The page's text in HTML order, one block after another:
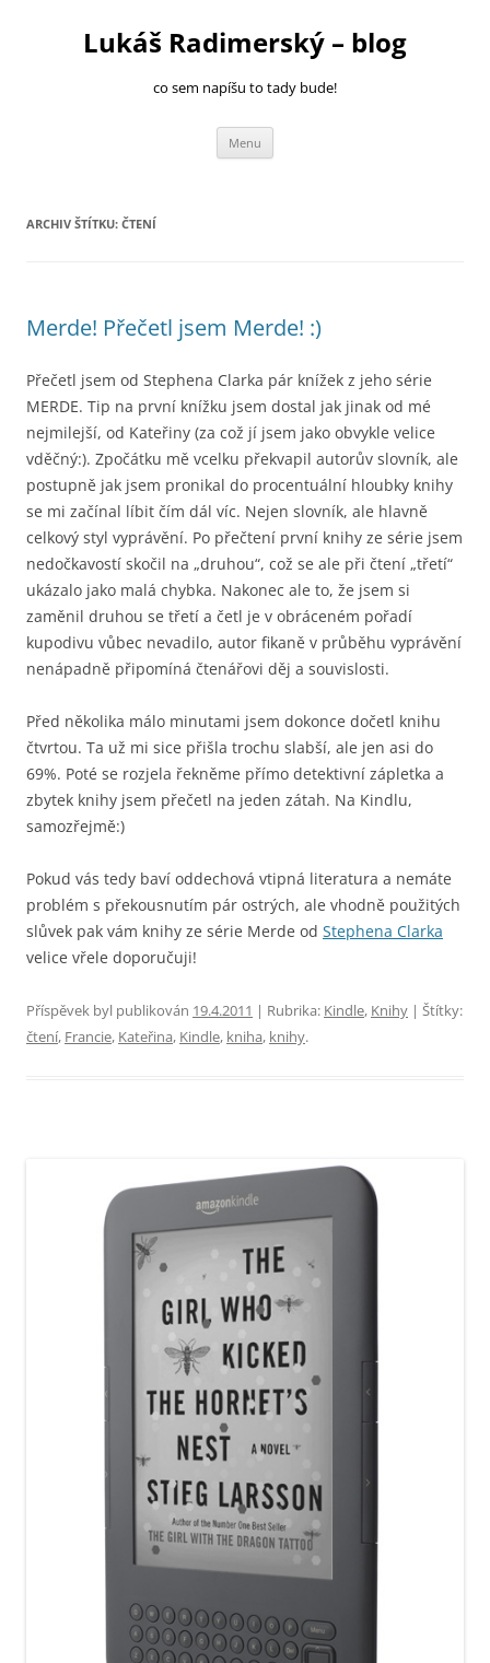
Lukáš Radimerský – blog
co sem napíšu to tady bude!
Menu
ARCHIV ŠTÍTKU: ČTENÍ
Merde! Přečetl jsem Merde! :)
Přečetl jsem od Stephena Clarka pár knížek z jeho série
MERDE. Tip na první knížku jsem dostal jak jinak od mé
nejmilejší, od Kateřiny (za což jí jsem jako obvykle velice
vděčný:). Zpočátku mě vcelku překvapil autorův slovník, ale
postupně jak jsem pronikal do procentuální hloubky knihy
se mi začínal líbit čím dál víc. Nejen slovník, ale hlavně
celkový styl vyprávění. Po přečtení první knihy ze série jsem
nedočkavostí skočil na „druhou“, což se ale při čtení „třetí“
ukázalo jako malá chybka. Nakonec ale to, že jsem si
zaměnil druhou se třetí a četl je v obráceném pořadí
kupodivu vůbec nevadilo, autor fikaně v průběhu vyprávění
nenápadně připomíná čtenářovi děj a souvislosti.
Před několika málo minutami jsem dokonce dočetl knihu
čtvrtou. Ta už mi sice přišla trochu slabší, ale jen asi do
69%. Poté se rozjela řekněme přímo detektivní zápletka a
zbytek knihy jsem přečetl na jeden zátah. Na Kindlu,
samozřejmě:)
Pokud vás tedy baví oddechová vtipná literatura a nemáte
problém s překousnutím pár ostrých, ale vhodně použitých
slůvek pak vám knihy ze série Merde od Stephena Clarka
velice vřele doporučuji!
Příspěvek byl publikován 19.4.2011 | Rubrika: Kindle, Knihy | Štítky:
čtení, Francie, Kateřina, Kindle, kniha, knihy.